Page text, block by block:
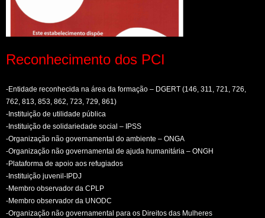
Reconhecimento dos PCI
-Entidade reconhecida na área da formação – DGERT (146, 311, 721, 726,
762, 813, 853, 862, 723, 729, 861)
-Instituição de utilidade pública
-Instituição de solidariedade social – IPSS
-Organização não governamental do ambiente – ONGA
-Organização não governamental de ajuda humanitária – ONGH
-Plataforma de apoio aos refugiados
-Instituição juvenil-IPDJ
-Membro observador da CPLP
-Membro observador da UNODC
-Organização não governamental para os Direitos das Mulheres